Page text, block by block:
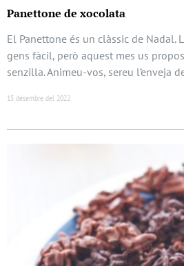
Panettone de xocolata
El Panettone és un clàssic de Nadal.
gens fàcil, però aquest mes us
senzilla. Animeu-vos, sereu l’enveja
15 desembre del 2022